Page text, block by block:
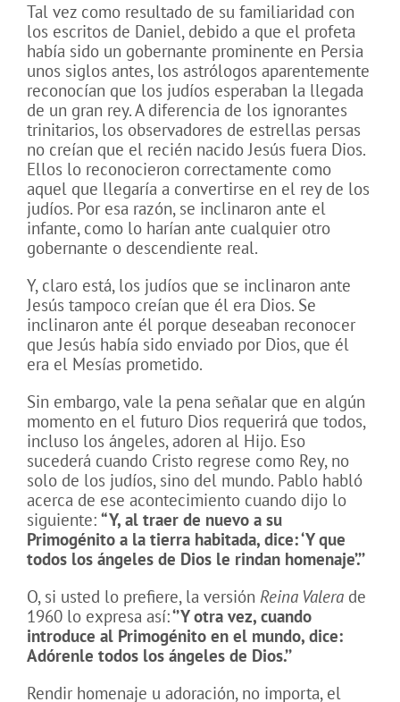
Tal vez como resultado de su familiaridad con
los escritos de Daniel, debido a que el profeta
había sido un gobernante prominente en Persia
unos siglos antes, los astrólogos aparentemente
reconocían que los judíos esperaban la llegada
de un gran rey.A diferencia de los ignorantes
trinitarios, los observadores de estrellas persas
no creían que el recién nacido Jesús fuera Dios.
Ellos lo reconocieron correctamente como
aquel que llegaría a convertirse en el rey de los
judíos. Por esa razón, se inclinaron ante el
infante, como lo harían ante cualquier otro
gobernante o descendiente real.
Y, claro está, los judíos que se inclinaron ante
Jesús tampoco creían que él era Dios. Se
inclinaron ante él porque deseaban reconocer
que Jesús había sido enviado por Dios, que él
era el Mesías prometido.
Sin embargo, vale la pena señalar que en algún
momento en el futuro Dios requerirá que todos,
incluso los ángeles, adoren al Hijo. Eso
sucederá cuando Cristo regrese como Rey, no
solo de los judíos, sino del mundo. Pablo habló
acerca de ese acontecimiento cuando dijo lo
siguiente: “Y, al traer de nuevo a su
Primogénito a la tierra habitada, dice: ‘Y que
todos los ángeles de Dios le rindan homenaje’.’’
O, si usted lo prefiere, la versión Reina Valera de
1960 lo expresa así:‘’Y otra vez, cuando
introduce al Primogénito en el mundo, dice:
Adórenle todos los ángeles de Dios.’’
Rendir homenaje u adoración, no importa, el